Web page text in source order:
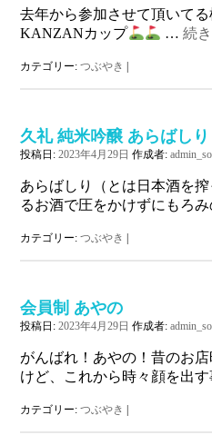
去年から参加させて頂いて
KANZANカップ
… 続
カテゴリー: つぶやき
久礼 純米吟醸 あらばし
投稿日: 2023年4月29日 作成者:
あらばしり（とは日本酒を
るお酒で圧をかけずにもろ
カテゴリー: つぶやき
会員制 あやの
投稿日: 2023年4月29日 作成者:
がんばれ！あやの！昔のお
けど、これから時々顔を出
カテゴリー: つぶやき